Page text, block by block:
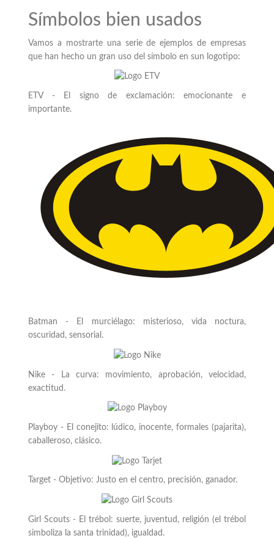
Símbolos bien usados
Vamos a mostrarte una serie de ejemplos de empresas
que han hecho un gran uso del símbolo en sun logotipo:
ETV - El signo de exclamación: emocionante e
importante.
Batman - El murciélago: misterioso, vida noctura,
oscuridad, sensorial.
Nike - La curva: movimiento, aprobación, velocidad,
exactitud.
Playboy - El conejito: lúdico, inocente, formales (pajarita),
caballeroso, clásico.
Target - Objetivo: Justo en el centro, precisión, ganador.
Girl Scouts - El trébol: suerte, juventud, religión (el trébol
simboliza la santa trinidad), igualdad.